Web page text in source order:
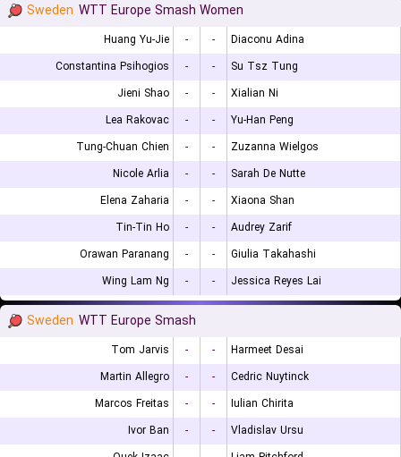
Sweden WTT Europe Smash Women
Huang Yu-Jie - -
Diaconu Adina
Constantina Psihogios
- -
Su Tsz Tung
Jieni Shao
- -
Xialian Ni
Lea Rakovac
- -
Yu-Han Peng
Tung-Chuan Chien
- -
Zuzanna Wielgos
Nicole Arlia
- -
Sarah De Nutte
Elena Zaharia
- -
Xiaona Shan
Tin-Tin Ho
- -
Audrey Zarif
Orawan Paranang
- -
Giulia Takahashi
Wing Lam Ng
- - Jessica Reyes Lai
Sweden WTT Europe Smash
Tom Jarvis - -
Harmeet Desai
Martin Allegro
- -
Cedric Nuytinck
Marcos Freitas
- -
Iulian Chirita
Ivor Ban
- -
Vladislav Ursu